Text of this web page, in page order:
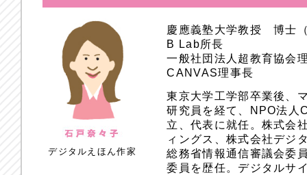
デジタルえほん作家
慶應義塾大学教授 博士
B Lab所長
一般社団法人超教育協会
CANVAS理事長
東京大学工学部卒業後、
研究員を経て、NPO法人
立、代表に就任。株式会
ィングス、株式会社デジ
総務省情報通信審議会委
委員を歴任。デジタルサ